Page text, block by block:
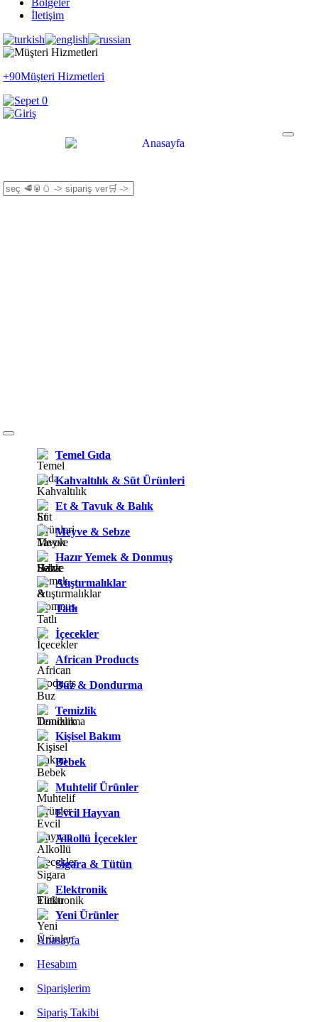
Bölgeler
İletişim
+90Müşteri Hizmetleri
0
Temel Gıda
Kahvaltılık & Süt Ürünleri
Et & Tavuk & Balık
Meyve & Sebze
Hazır Yemek & Donmuş
Atıştırmalıklar
Tatlı
İçecekler
African Products
Buz & Dondurma
Temizlik
Kişisel Bakım
Bebek
Muhtelif Ürünler
Evcil Hayvan
Alkollü İçecekler
Sigara & Tütün
Elektronik
Yeni Ürünler
Anasayfa
Hesabım
Siparişlerim
Sipariş Takibi